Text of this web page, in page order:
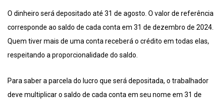
O dinheiro será depositado até 31 de agosto. O valor de referência
corresponde ao saldo de cada conta em 31 de dezembro de 2024.
Quem tiver mais de uma conta receberá o crédito em todas elas,
respeitando a proporcionalidade do saldo.
Para saber a parcela do lucro que será depositada, o trabalhador
deve multiplicar o saldo de cada conta em seu nome em 31 de